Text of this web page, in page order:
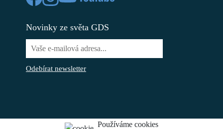
Novinky ze světa GDS
Odebírat newsletter
Používáme cookies